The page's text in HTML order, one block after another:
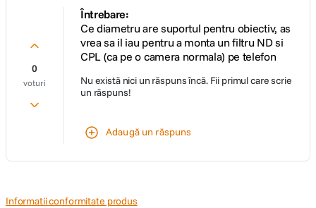
0
voturi
Întrebare:
Ce diametru are suportul pentru obiectiv, as
vrea sa il iau pentru a monta un filtru ND si
CPL (ca pe o camera normala) pe telefon
Nu există nici un răspuns încă. Fii primul care scrie
un răspuns!
Adaugă un răspuns
Informatii conformitate produs